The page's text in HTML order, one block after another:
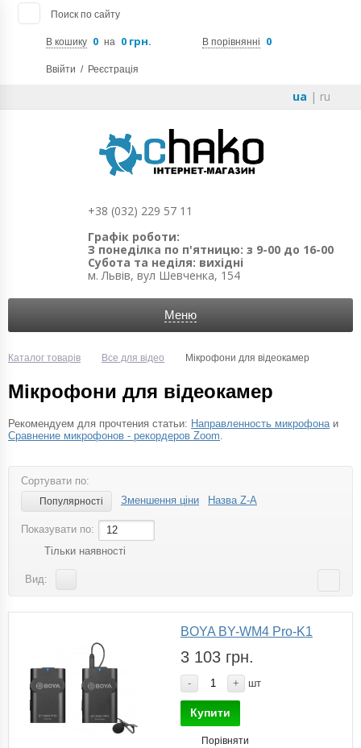
Поиск по сайту
В кошику 0 на 0 грн. В порівнянні 0
Ввійти / Реєстрація
ua | ru
+38 (032) 229 57 11
Графік роботи:
З понеділка по п'ятницю: з 9-00 до 16-00
Субота та неділя: вихідні
м. Львів, вул Шевченка, 154
Меню
Каталог товарів Все для відео Мікрофони для відеокамер
Мікрофони для відеокамер
Рекомендуем для прочтения статьи: Направленность микрофонаи
Сравнение микрофонов - рекордеров Zoom.
Сортувати по:
Популярності Зменшення ціни Назва Z-A
Показувати по:
12
Тільки наявності
Вид:
BOYA BY-WM4 Pro-K1
3 103 грн.
- + шт
Купити
Порівняти